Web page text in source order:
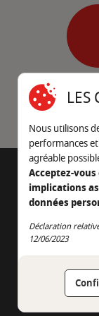
Nous
05
Nous
LES
Nous utilisons
performances
agréable
Acceptez-
implications
données
Déclaration
12/06/2023